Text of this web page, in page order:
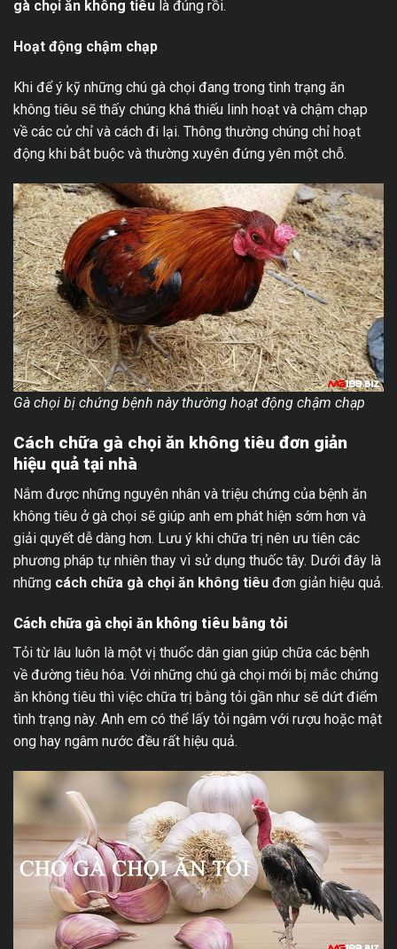
gà chọi ăn không tiêu là đúng rồi.
Hoạt động chậm chạp
Khi để ý kỹ những chú gà chọi đang trong tình trạng ăn
không tiêu sẽ thấy chúng khá thiếu linh hoạt và chậm chạp
về các cử chỉ và cách đi lại. Thông thường chúng chỉ hoạt
động khi bắt buộc và thường xuyên đứng yên một chỗ.
Gà chọi bị chứng bệnh này thường hoạt động chậm chạp
Cách chữa gà chọi ăn không tiêu đơn giản
hiệu quả tại nhà
Nắm được những nguyên nhân và triệu chứng của bệnh ăn
không tiêu ở gà chọi sẽ giúp anh em phát hiện sớm hơn và
giải quyết dễ dàng hơn. Lưu ý khi chữa trị nên ưu tiên các
phương pháp tự nhiên thay vì sử dụng thuốc tây. Dưới đây là
những cách chữa gà chọi ăn không tiêu đơn giản hiệu quả.
Cách chữa gà chọi ăn không tiêu bằng tỏi
Tỏi từ lâu luôn là một vị thuốc dân gian giúp chữa các bệnh
về đường tiêu hóa. Với những chú gà chọi mới bị mắc chứng
ăn không tiêu thì việc chữa trị bằng tỏi gần như sẽ dứt điểm
tình trạng này. Anh em có thể lấy tỏi ngâm với rượu hoặc mật
ong hay ngâm nước đều rất hiệu quả.